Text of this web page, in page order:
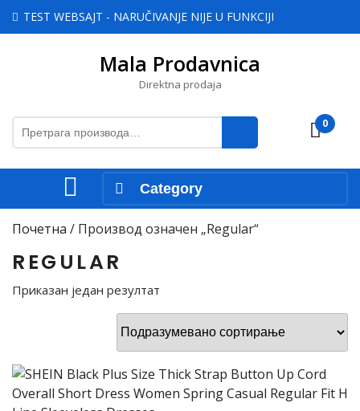
SkipTEST WEBSAJT - NARUČIVANJE NIJE U FUNKCIJI
Mala Prodavnica
Direktna prodaja
Претрага
за:
Cart
0
Open
Menu
Category
Почетна / Производ oзначен „Regular“
REGULAR
Приказан један резултат